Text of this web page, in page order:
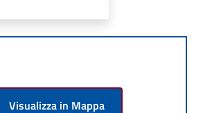
Visualizza in Mappa